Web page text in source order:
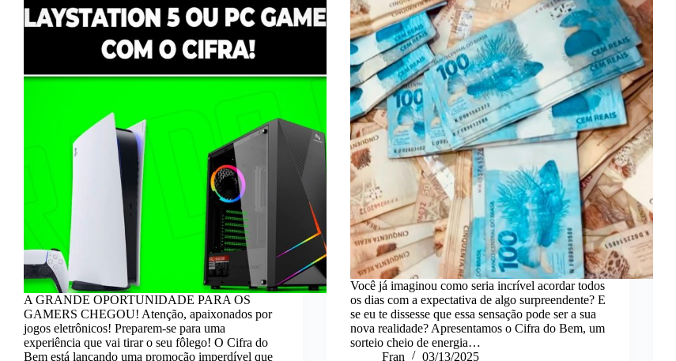
A GRANDE OPORTUNIDADE PARA OS
GAMERS CHEGOU! Atenção, apaixonados por
jogos eletrônicos! Preparem-se para uma
experiência que vai tirar o seu fôlego! O Cifra do
Bem está lançando uma promoção imperdível que
Você já imaginou como seria incrível acordar todos
os dias com a expectativa de algo surpreendente? E
se eu te dissesse que essa sensação pode ser a sua
nova realidade? Apresentamos o Cifra do Bem, um
sorteio cheio de energia…
Fran
03/13/2025